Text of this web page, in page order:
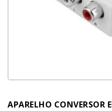
APARELHO